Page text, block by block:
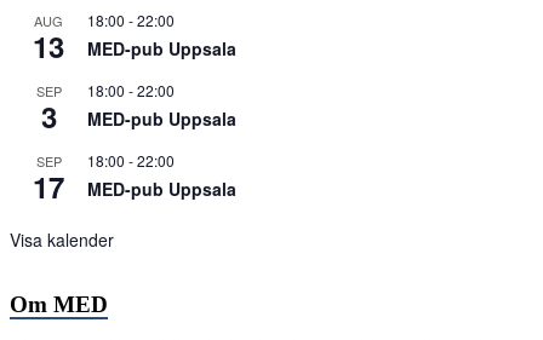
AUG
13
18:00 -22:00
MED-pub Uppsala
SEP
3
18:00 -22:00
MED-pub Uppsala
SEP
17
18:00 -22:00
MED-pub Uppsala
Visa kalender
Om MED